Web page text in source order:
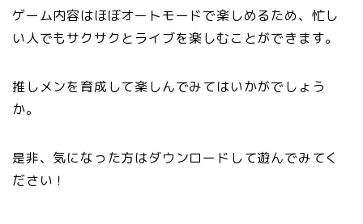
ゲーム内容はほぼオートモードで楽しめるため、忙し
い人でもサクサクとライブを楽しむことができます。
推しメンを育成して楽しんでみてはいかがでしょう
か。
是非、気になった方はダウンロードして遊んでみてく
ださい！